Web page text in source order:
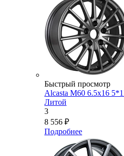
Быстрый просмотр
Alcasta M60 6.5x16
Литой
3
8 556 ₽
Подробнее